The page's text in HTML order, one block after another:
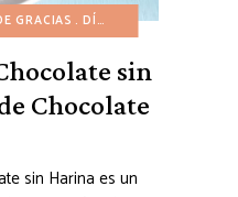
TORTAS EN CAPAS
POSTRES DE CHOCOLATE
GRACIAS DÍA DE SAN VALENTÍN
sin
Chocolate
sin Harina es un